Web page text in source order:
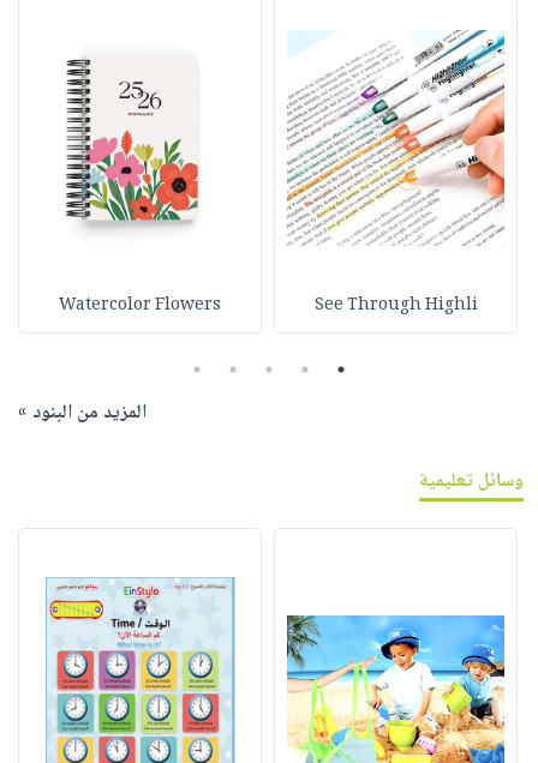
See Through Highli
Watercolor Flowers
1
2
3
4
5
المزيد من البنود »
وسائل تعليمية